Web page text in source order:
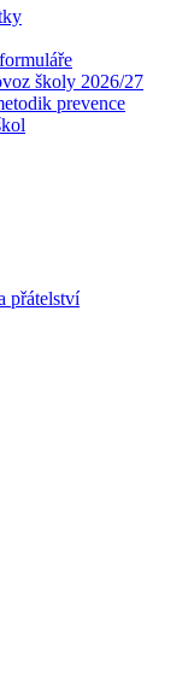
školy 2026/27
prevence
přátelství